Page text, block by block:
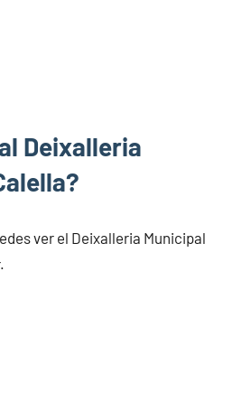
Deixalleria
ver el Deixalleria Municipal